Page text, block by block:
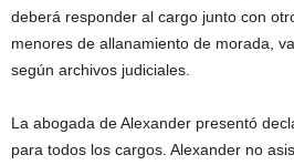
deberá responder al cargo junto con
menores de allanamiento de morada,
según archivos judiciales.
La abogada de Alexander presentó
para todos los cargos. Alexander no